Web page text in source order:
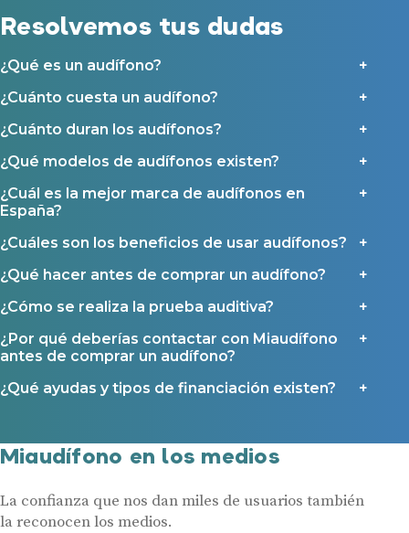
Resolvemos tus dudas
¿Qué es un audífono?
¿Cuánto cuesta un audífono?
¿Cuánto duran los audífonos?
¿Qué modelos de audífonos existen?
¿Cuál es la mejor marca de audífonos en
España?
¿Cuáles son los beneficios de usar audífonos?
¿Qué hacer antes de comprar un audífono?
¿Cómo se realiza la prueba auditiva?
¿Por qué deberías contactar con Miaudífono
antes de comprar un audífono?
¿Qué ayudas y tipos de financiación existen?
Miaudífono en los medios
La confianza que nos dan miles de usuarios también
la reconocen los medios.
Ayudas y subvenciones en Asturias